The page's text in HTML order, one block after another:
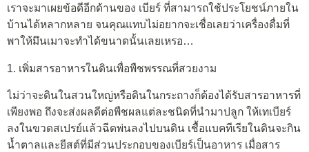
เราจะมาเผยข้อดีอีกด้านของ เบียร์ ที่สามารถใช้ประโยชน์ภายใน
บ้านได้หลากหลาย จนคุณแทบไม่อยากจะเชื่อเลยว่าเครื่องดื่มที่
พาให้มึนเมาจะทำได้ขนาดนั้นเลยเหรอ…
1. เพิ่มสารอาหารในดินเพื่อพืชพรรณที่สวยงาม
ไม่ว่าจะดินในสวนใหญ่หรือดินในกระถางก็ต้องได้รับสารอาหารที่
เพียงพอ ถึงจะส่งผลดีต่อพืชผลแต่ละชนิดที่นำมาปลูก ให้เทเบียร์
ลงในขวดสเปรย์แล้วฉีดพ่นลงไปบนดิน เชื้อแบคทีเรียในดินจะกิน
น้ำตาลและยีสต์ที่มีส่วนประกอบของเบียร์เป็นอาหาร เมื่อสาร